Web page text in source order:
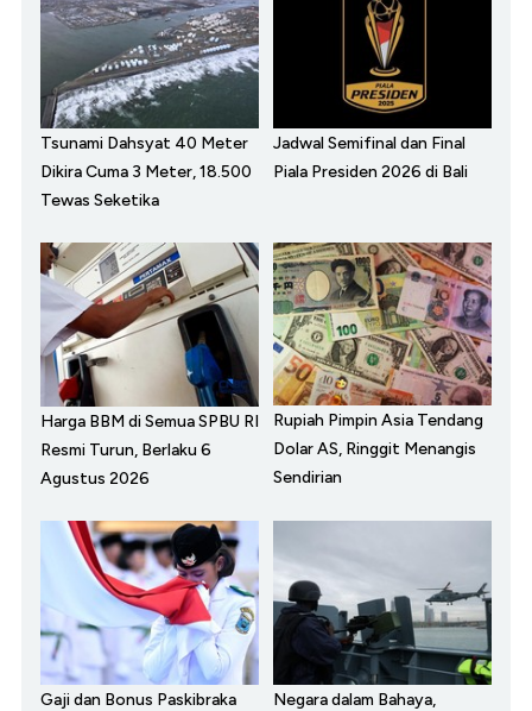
Tsunami Dahsyat 40 Meter
Dikira Cuma 3 Meter, 18.500
Tewas Seketika
Jadwal Semifinal dan Final
Piala Presiden 2026 di Bali
Harga BBM di Semua SPBU RI
Resmi Turun, Berlaku 6
Agustus 2026
Rupiah Pimpin Asia Tendang
Dolar AS, Ringgit Menangis
Sendirian
Gaji dan Bonus Paskibraka
Negara dalam Bahaya,